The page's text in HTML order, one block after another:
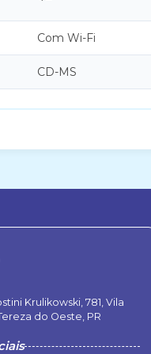
Com Wi-Fi
CD-MS
Krulikowski, 781, Vila
do Oeste, PR